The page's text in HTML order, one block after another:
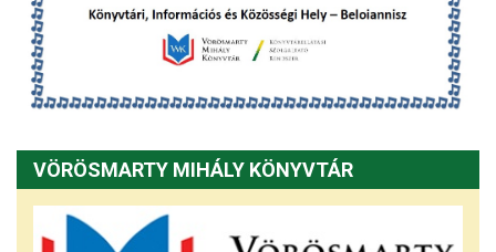
VÖRÖSMARTY MIHÁLY KÖNYVTÁR